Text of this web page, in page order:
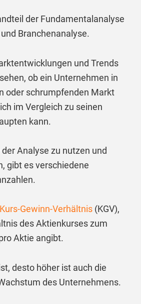
der Fundamentalanalyse
Branchenanalyse.
und Trends
ob ein Unternehmen in
oder schrumpfenden Markt
im Vergleich zu seinen
kann.
Analyse zu nutzen und
gibt es verschiedene
Kurs-Gewinn-Verhältnis (KGV),
des Aktienkurses zum
Aktie angibt.
desto höher ist auch die
des Unternehmens.